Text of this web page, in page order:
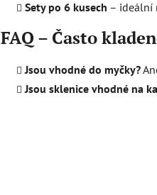
Sety po 6 kusech – ideální
FAQ – Často
Jsou vhodné do myčky?
Jsou sklenice vhodné na